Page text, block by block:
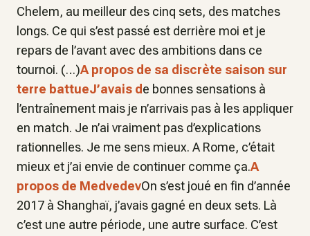
Chelem, au meilleur des cinq sets, des matches
longs. Ce qui s’est passé est derrière moi et je
repars de l’avant avec des ambitions dans ce
tournoi. (…)A propos de sa discrète saison sur
terre battueJ’avais de bonnes sensations à
l’entraînement mais je n’arrivais pas à les appliquer
en match. Je n’ai vraiment pas d’explications
rationnelles. Je me sens mieux. A Rome, c’était
mieux et j’ai envie de continuer comme ça.A
propos de MedvedevOn s’est joué en fin d’année
2017 à Shanghaï, j’avais gagné en deux sets. Là
c’est une autre période, une autre surface. C’est